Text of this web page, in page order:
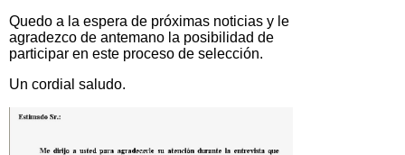
Quedo a la espera de próximas noticias y le
agradezco de antemano la posibilidad de
participar en este proceso de selección.
Un cordial saludo.